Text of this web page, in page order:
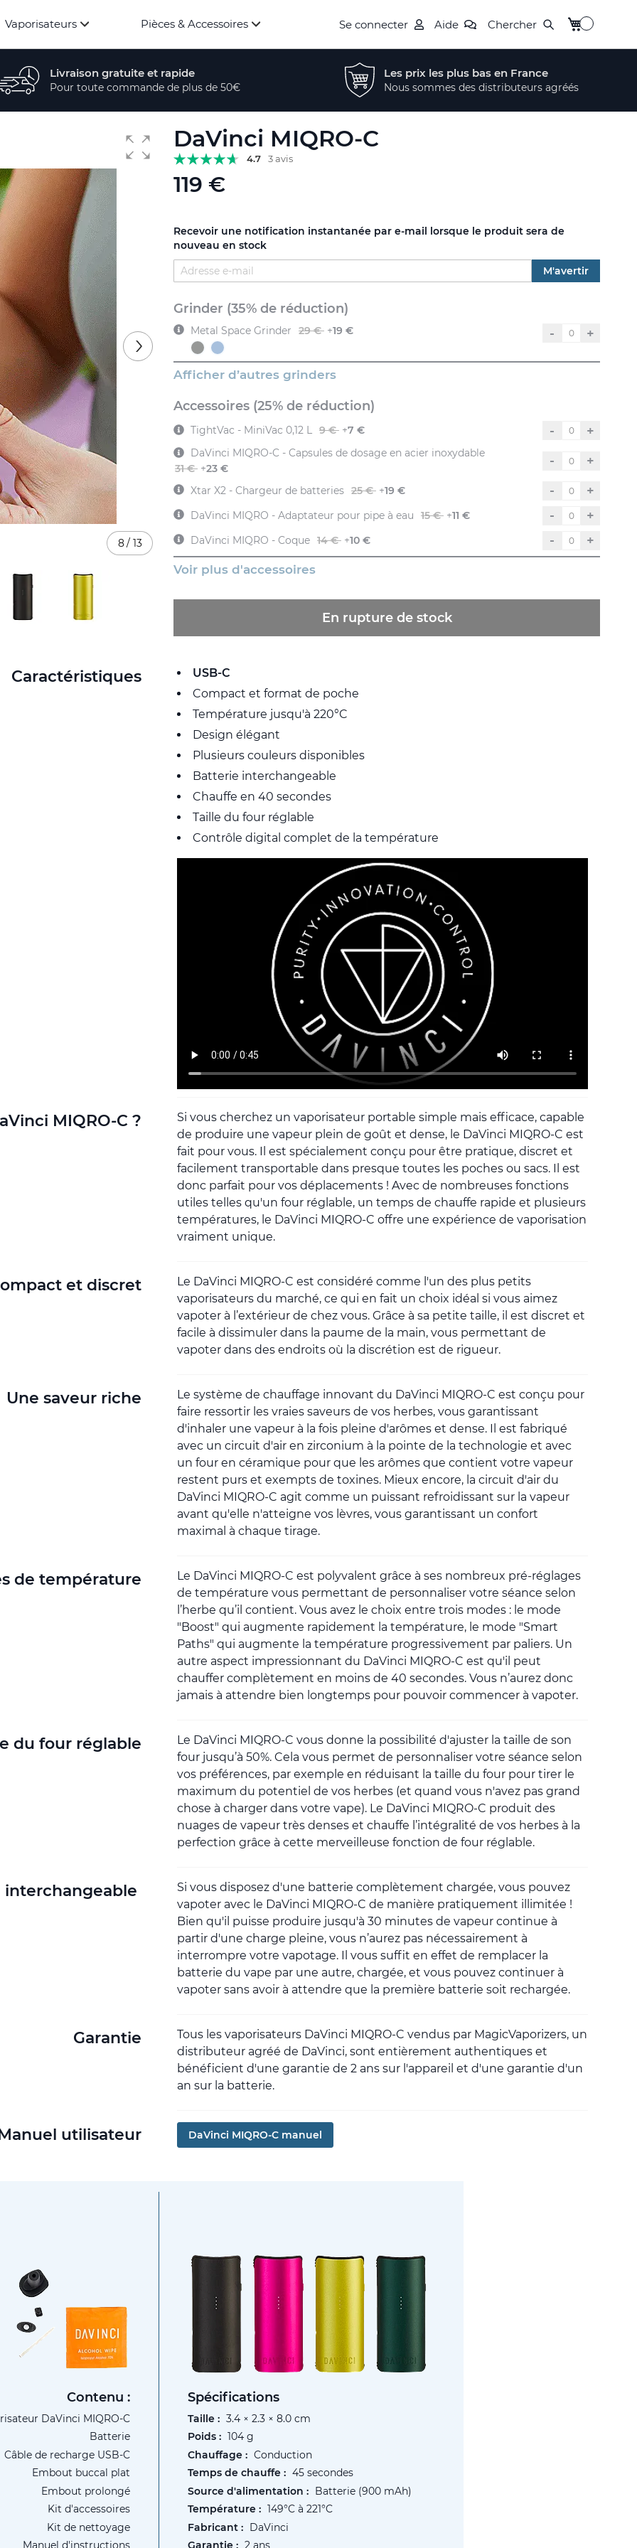
Vaporisateurs Pièces & Accessoires Se connecter Aide Chercher Mon panier
Livraison gratuite et rapide
Pour toute commande de plus de 50€
Les prix les plus bas en France
Nous sommes des distributeurs agréés
DaVinci MIQRO-C
4.7 3 avis
119 €
Recevoir une notification instantanée par e-mail lorsque le produit sera de
nouveau en stock
M'avertir
Grinder (35% de réduction)
-
+
Metal Space Grinder 29 € +19 €
Afficher d’autres grinders
Accessoires (25% de réduction)
-
+
TightVac - MiniVac 0,12 L 9 € +7 €
- +
DaVinci MIQRO-C - Capsules de dosage en acier inoxydable
31 € +23 €
- +
Xtar X2 - Chargeur de batteries 25 € +19 €
- +
DaVinci MIQRO - Adaptateur pour pipe à eau 15 € +11 €
- +
DaVinci MIQRO - Coque 14 € +10 €
Voir plus d'accessoires
En rupture de stock
8 / 13
Caractéristiques
USB-C
Compact et format de poche
Température jusqu'à 220°C
Design élégant
Plusieurs couleurs disponibles
Batterie interchangeable
Chauffe en 40 secondes
Taille du four réglable
Contrôle digital complet de la température
MIQRO-C ?
Si vous cherchez un vaporisateur portable simple mais efficace, capable
de produire une vapeur plein de goût et dense, le DaVinci MIQRO-C est
fait pour vous. Il est spécialement conçu pour être pratique, discret et
facilement transportable dans presque toutes les poches ou sacs. Il est
donc parfait pour vos déplacements ! Avec de nombreuses fonctions
utiles telles qu'un four réglable, un temps de chauffe rapide et plusieurs
températures, le DaVinci MIQRO-C offre une expérience de vaporisation
vraiment unique.
et discret
Le DaVinci MIQRO-C est considéré comme l'un des plus petits
vaporisateurs du marché, ce qui en fait un choix idéal si vous aimez
vapoter à l’extérieur de chez vous. Grâce à sa petite taille, il est discret et
facile à dissimuler dans la paume de la main, vous permettant de
vapoter dans des endroits où la discrétion est de rigueur.
Une saveur riche
Le système de chauffage innovant du DaVinci MIQRO-C est conçu pour
faire ressortir les vraies saveurs de vos herbes, vous garantissant
d'inhaler une vapeur à la fois pleine d'arômes et dense. Il est fabriqué
avec un circuit d'air en zirconium à la pointe de la technologie et avec
un four en céramique pour que les arômes que contient votre vapeur
restent purs et exempts de toxines. Mieux encore, la circuit d'air du
DaVinci MIQRO-C agit comme un puissant refroidissant sur la vapeur
avant qu'elle n'atteigne vos lèvres, vous garantissant un confort
maximal à chaque tirage.
de température
Le DaVinci MIQRO-C est polyvalent grâce à ses nombreux pré-réglages
de température vous permettant de personnaliser votre séance selon
l’herbe qu’il contient. Vous avez le choix entre trois modes : le mode
"Boost" qui augmente rapidement la température, le mode "Smart
Paths" qui augmente la température progressivement par paliers. Un
autre aspect impressionnant du DaVinci MIQRO-C est qu'il peut
chauffer complètement en moins de 40 secondes. Vous n’aurez donc
jamais à attendre bien longtemps pour pouvoir commencer à vapoter.
du four réglable
Le DaVinci MIQRO-C vous donne la possibilité d'ajuster la taille de son
four jusqu’à 50%. Cela vous permet de personnaliser votre séance selon
vos préférences, par exemple en réduisant la taille du four pour tirer le
maximum du potentiel de vos herbes (et quand vous n'avez pas grand
chose à charger dans votre vape). Le DaVinci MIQRO-C produit des
nuages de vapeur très denses et chauffe l’intégralité de vos herbes à la
perfection grâce à cette merveilleuse fonction de four réglable.
interchangeable
Si vous disposez d'une batterie complètement chargée, vous pouvez
vapoter avec le DaVinci MIQRO-C de manière pratiquement illimitée !
Bien qu'il puisse produire jusqu'à 30 minutes de vapeur continue à
partir d'une charge pleine, vous n’aurez pas nécessairement à
interrompre votre vapotage. Il vous suffit en effet de remplacer la
batterie du vape par une autre, chargée, et vous pouvez continuer à
vapoter sans avoir à attendre que la première batterie soit rechargée.
Garantie
Tous les vaporisateurs DaVinci MIQRO-C vendus par MagicVaporizers, un
distributeur agréé de DaVinci, sont entièrement authentiques et
bénéficient d'une garantie de 2 ans sur l'appareil et d'une garantie d'un
an sur la batterie.
utilisateur DaVinci MIQRO-C manuel
Contenu :
DaVinci MIQRO-C
Batterie
Câble de recharge USB-C
Embout buccal plat
Embout prolongé
Kit d'accessoires
Kit de nettoyage
Spécifications
Plus
d’information
Taille : 3.4 × 2.3 × 8.0 cm
Poids : 104 g
Chauffage : Conduction
Temps de chauffe : 45 secondes
Source d'alimentation : Batterie (900 mAh)
Température : 149°C à 221°C
Fabricant : DaVinci